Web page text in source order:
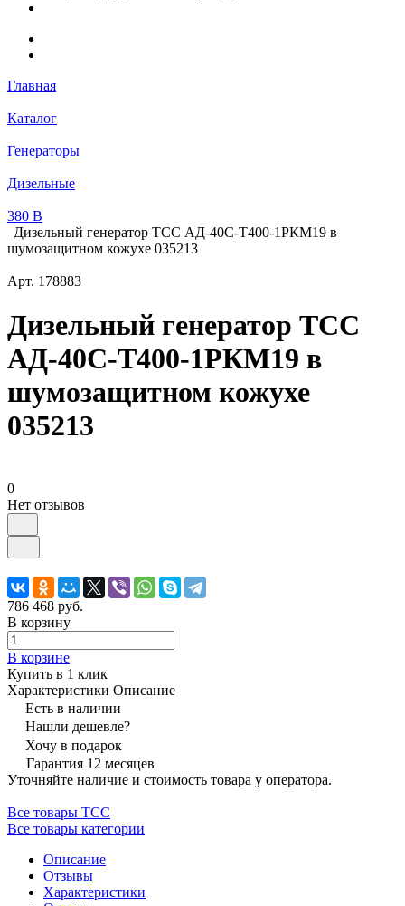
Главная
Каталог
Генераторы
Дизельные
380 В
Дизельный генератор ТСС АД-40С-Т400-1РКМ19 в
шумозащитном кожухе 035213
Арт. 178883
Дизельный генератор ТСС
АД-40С-Т400-1РКМ19 в
шумозащитном кожухе
035213
0
Нет отзывов
786 468 руб.
В корзину
В корзине
Купить в 1 клик
Характеристики Описание
Есть в наличии
Нашли дешевле?
Хочу в подарок
Гарантия 12 месяцев
Уточняйте наличие и стоимость товара у оператора.
Все товары ТСС
Все товары категории
Описание
Отзывы
Характеристики